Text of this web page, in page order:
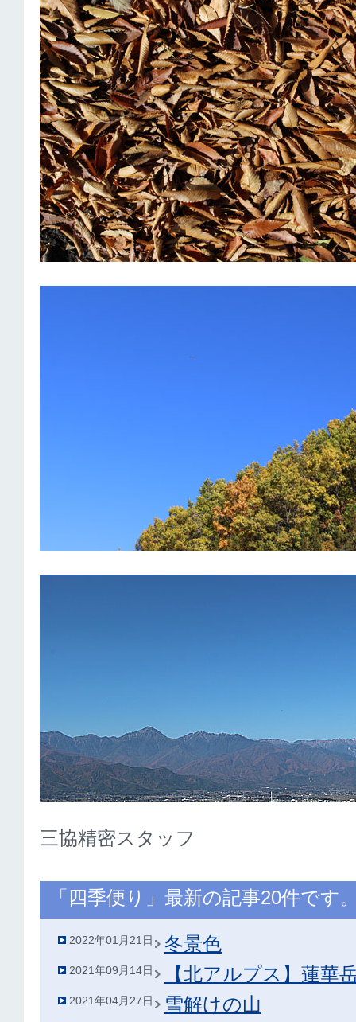
三協精密スタッフ
「四季便り」最新の記事20件です
2022年01月21日 冬景色
2021年09月14日 【北アルプス】蓮
2021年04月27日 雪解けの山